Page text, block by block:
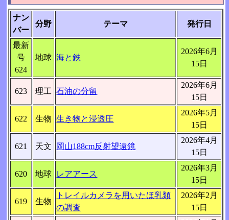
ナン
バー
分野 テーマ 発行日
最新
号
624
地球 海と鉄
2026年6月
15日
623 理工 石油の分留
2026年6月
15日
622 生物 生き物と浸透圧
2026年5月
15日
621 天文 岡山188cm反射望遠鏡
2026年4月
15日
620 地球 レアアース
2026年3月
15日
619 生物
トレイルカメラを用いたほ乳類
の調査
2026年2月
15日